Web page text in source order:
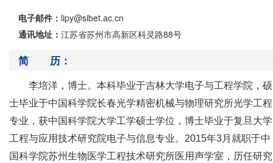
电子邮件： lipy@sibet.ac.cn
通讯地址： 江苏省苏州市高新区科灵路88号
简 历：
李培洋，博士。 本科毕业于吉林大学电子与工程学院，硕
士毕业于中国科学院长春光学精密机械与物理研究所光学工程
专业 ， 获中国科学院大学工学硕士学位，博士毕业于复旦大学
工程与应用技术研究院电子与信息专业。 2015年3月 就职于中
国科学院苏州生物医学工程技术研究所医用声学室， 历任研究